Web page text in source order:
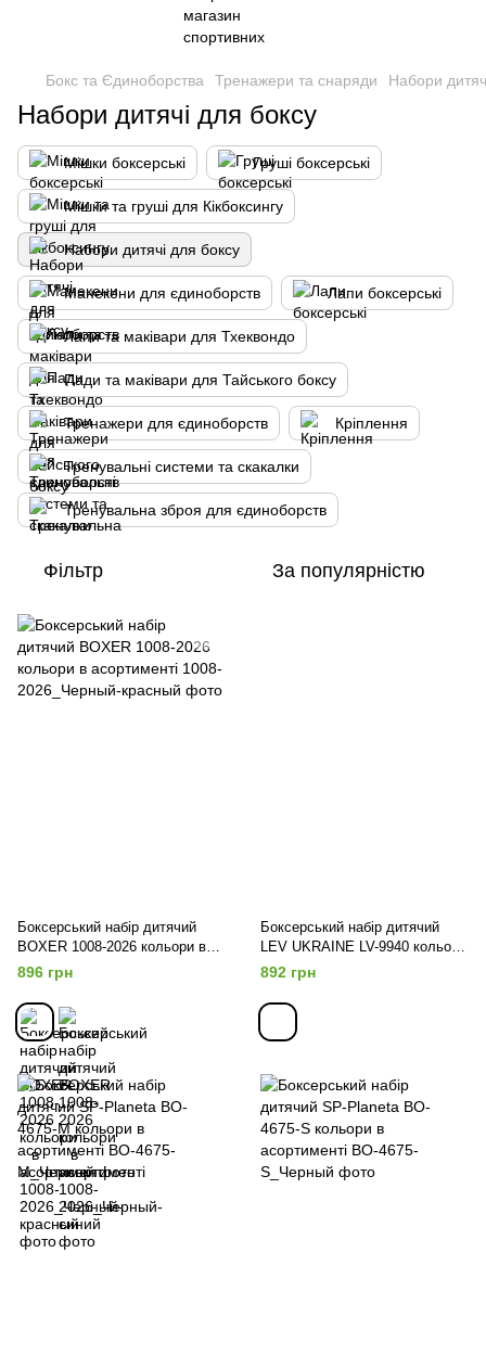
Бокс та Єдиноборства Тренажери та снаряди Набори
Набори дитячі для боксу
Мішки боксерські Груші боксерські
Мішки та груші для Кікбоксингу
Набори дитячі для боксу
Манекени для єдиноборств Лапи боксерські
Лапи та маківари для Тхеквондо
Пади та маківари для Тайського боксу
Тренажери для єдиноборств Кріплення
Тренувальні системи та скакалки
Тренувальна зброя для єдиноборств
Фільтр За популярністю
Боксерський набір дитячий
BOXER 1008-2026 кольори в
асортименті
896 грн
Боксерський набір дитячий
LEV UKRAINE LV-9940 кольори
в асортименті
892 грн